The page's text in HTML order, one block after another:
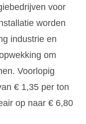
voor
worden
industrie en
om
Voorlopig
€ 1,35 per ton
op naar € 6,80